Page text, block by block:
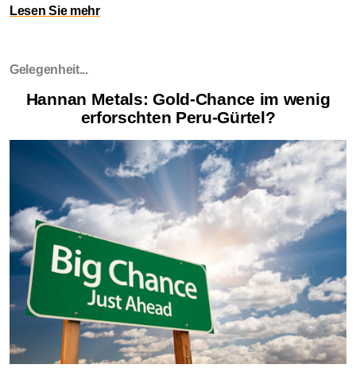
Lesen Sie mehr
Gelegenheit...
Hannan Metals: Gold-Chance im wenig
erforschten Peru-Gürtel?